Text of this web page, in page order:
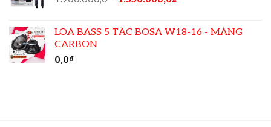
LOA BASS 5 TẤC BOSA W18-16 - MÀNG
CARBON
0,0₫